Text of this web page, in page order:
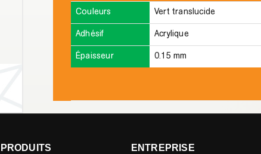
Couleurs Vert translucide
Adhésif Acrylique
Épaisseur 0.15 mm
PRODUITS ENTREPRISE